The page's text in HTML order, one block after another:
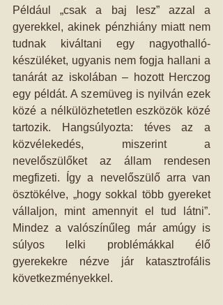
Például „csak a baj lesz” azzal a
gyerekkel, akinek pénzhiány miatt nem
tudnak kiváltani egy nagyothalló-
készüléket, ugyanis nem fogja hallani a
tanárát az iskolában – hozott Herczog
egy példát. A szemüveg is nyilván ezek
közé a nélkülözhetetlen eszközök közé
tartozik. Hangsúlyozta: téves az a
közvélekedés, miszerint a
nevelőszülőket az állam rendesen
megfizeti. Így a nevelőszülő arra van
ösztökélve, „hogy sokkal több gyereket
vállaljon, mint amennyit el tud látni”.
Mindez a valószínűleg már amúgy is
súlyos lelki problémákkal élő
gyerekekre nézve jár katasztrofális
következményekkel.